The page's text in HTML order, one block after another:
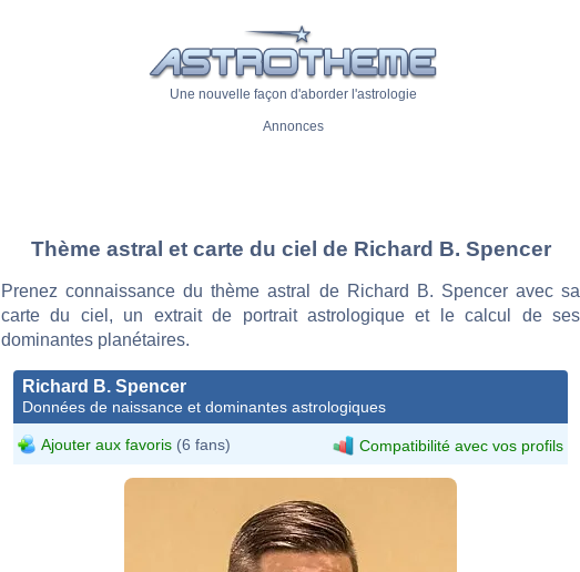
Une nouvelle façon d'aborder l'astrologie
Annonces
Thème astral et carte du ciel de Richard B. Spencer
Prenez connaissance du thème astral de Richard B. Spencer avec sa
carte du ciel, un extrait de portrait astrologique et le calcul de ses
dominantes planétaires.
Richard B. Spencer
Données de naissance et dominantes astrologiques
Ajouter aux favoris (6 fans) Compatibilité avec vos profils